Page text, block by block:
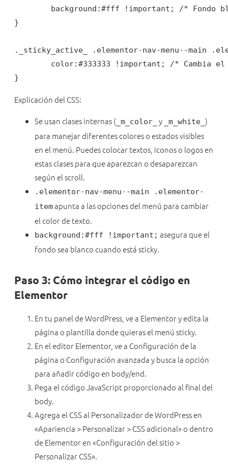
}
._sticky_active_ .elementor-nav-menu--main
}
Explicación del CSS:
Se usan clases internas ( _m_color_ y _m_white_ )
para manejar diferentes colores o estados visibles
en el menú. Puedes colocar textos, iconos o logos en
estas clases para que aparezcan o desaparezcan
según el scroll.
.elementor-nav-menu--main .elementor-
itemapunta a las opciones del menú para cambiar
el color de texto.
background:#fff !important; asegura que el
fondo sea blanco cuando está sticky.
Paso 3: Cómo integrar el código en
Elementor
En tu panel de WordPress, ve a Elementor y edita la
página o plantilla donde quieras el menú sticky.
En el editor Elementor, ve a Configuración de la
página o Configuración avanzada y busca la opción
para añadir código en body/end.
Pega el código JavaScript proporcionado al final del
body.
Agrega el CSS al Personalizador de WordPress en
«Apariencia > Personalizar > CSS adicional» o dentro
de Elementor en «Configuración del sitio >
Personalizar CSS».